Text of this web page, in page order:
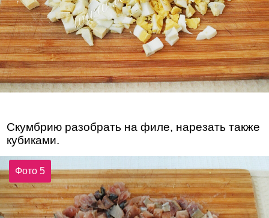
Скумбрию разобрать на филе, нарезать также
кубиками.
Фото 5